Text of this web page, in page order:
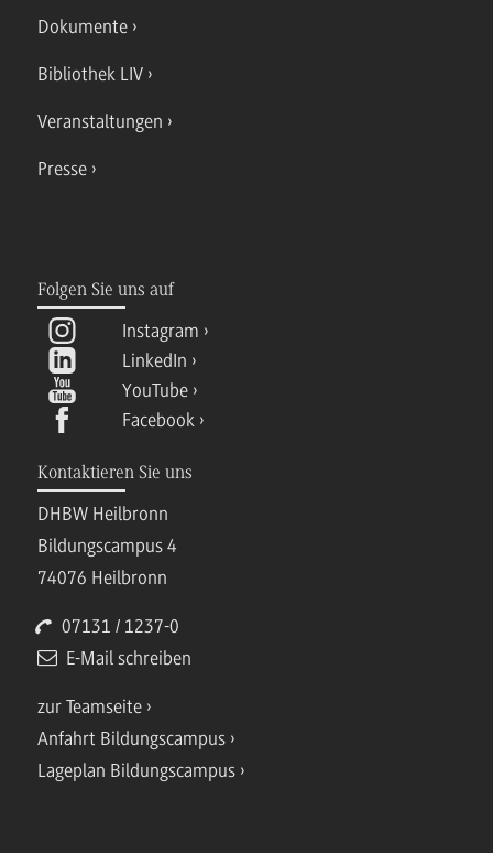
Dokumente
Bibliothek LIV
Veranstaltungen
Presse
Folgen Sie uns auf
Instagram
LinkedIn
YouTube
Facebook
Kontaktieren Sie uns
DHBW Heilbronn
Bildungscampus 4
74076 Heilbronn
07131 / 1237-0
E-Mail schreiben
zur Teamseite
Anfahrt Bildungscampus
Lageplan Bildungscampus